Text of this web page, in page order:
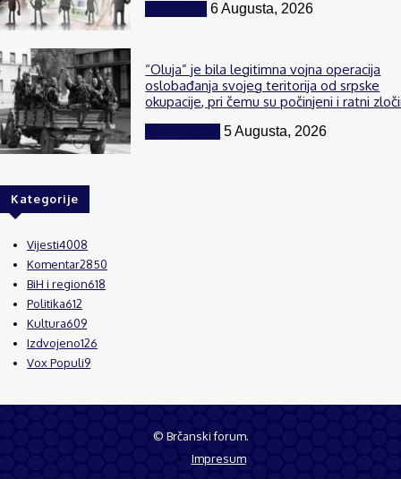
6 Augusta, 2026
“Oluja” je bila legitimna vojna operacija
oslobađanja svojeg teritorija od srpske
okupacije, pri čemu su počinjeni i ratni
5 Augusta, 2026
Kategorije
Vijesti4008
Komentar2850
BiH i region618
Politika612
Kultura609
Izdvojeno126
Vox Populi9
© Brčanski forum.
Impresum